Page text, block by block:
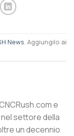
News. Aggiungilo ai
e
settore della
un decennio